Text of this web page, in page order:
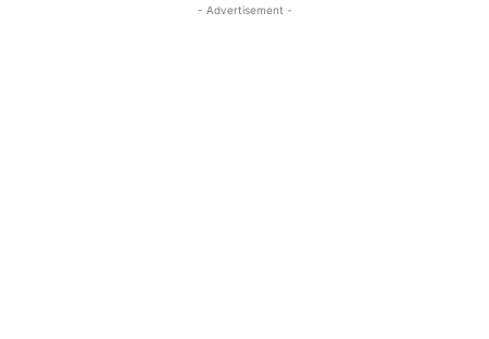
- Advertisement -